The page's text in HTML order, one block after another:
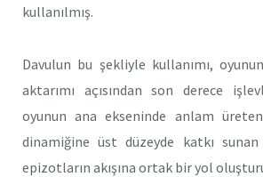
kullanılmış.
Davulun bu şekliyle kullanımı,
aktarımı açısından son derece
oyunun ana ekseninde anlam
dinamiğine üst düzeyde katkı
epizotların akışına ortak bir yol